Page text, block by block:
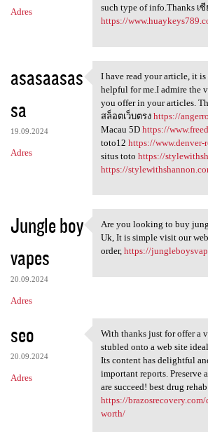
Adres
such type of info.Thanks เ
https://
asasaasas
sa
19.09.2024
Adres
I have read your
I have read your article, it
helpful for me.I admire the
you offer in your articles.
สล็อตเว็บตรง https://
Macau 5D https://
toto12 https://www.denver-
situs toto https://
https://
Jungle boy
vapes
20.09.2024
Adres
Are you looking to
Are you looking to buy
Uk, It is simple visit our
order, https://
seo
20.09.2024
Adres
With thanks just for
With thanks just for offer a
stubled onto a web site
Its content has delightful
important reports. Preserve
are succeed! best drug
https://
worth/